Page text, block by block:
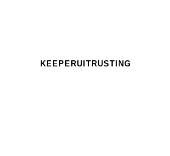
KEEPERUITRUSTING